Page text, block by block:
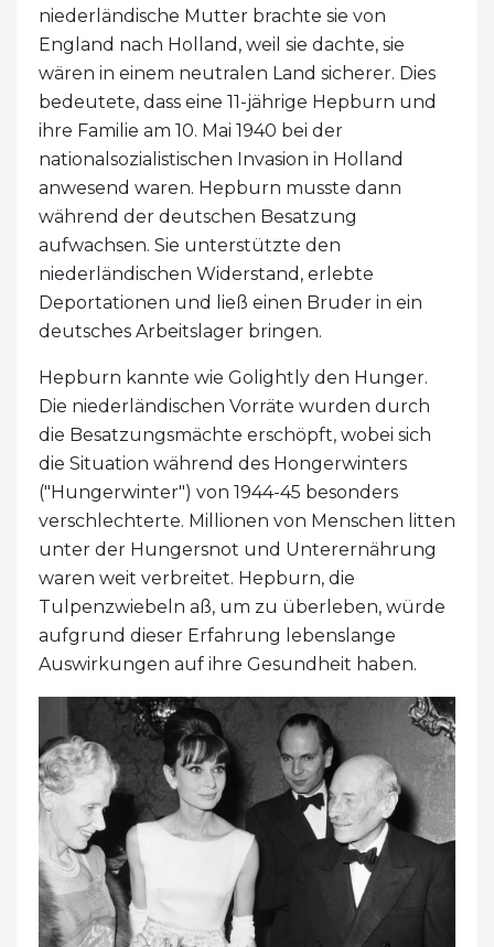
niederländische Mutter brachte sie von
England nach Holland, weil sie dachte, sie
wären in einem neutralen Land sicherer. Dies
bedeutete, dass eine 11-jährige Hepburn und
ihre Familie am 10. Mai 1940 bei der
nationalsozialistischen Invasion in Holland
anwesend waren. Hepburn musste dann
während der deutschen Besatzung
aufwachsen. Sie unterstützte den
niederländischen Widerstand, erlebte
Deportationen und ließ einen Bruder in ein
deutsches Arbeitslager bringen.
Hepburn kannte wie Golightly den Hunger.
Die niederländischen Vorräte wurden durch
die Besatzungsmächte erschöpft, wobei sich
die Situation während des Hongerwinters
("Hungerwinter") von 1944-45 besonders
verschlechterte. Millionen von Menschen litten
unter der Hungersnot und Unterernährung
waren weit verbreitet. Hepburn, die
Tulpenzwiebeln aß, um zu überleben, würde
aufgrund dieser Erfahrung lebenslange
Auswirkungen auf ihre Gesundheit haben.